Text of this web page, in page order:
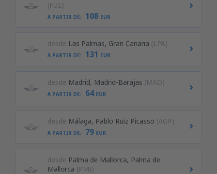
(FUE)
A PARTIR DE: 108 EUR
desde Las Palmas, Gran Canaria (LPA)
A PARTIR DE: 131 EUR
desde Madrid, Madrid-Barajas (MAD)
A PARTIR DE: 64 EUR
desde Málaga, Pablo Ruiz Picasso (AGP)
A PARTIR DE: 79 EUR
desde Palma de Mallorca, Palma de
Mallorca (PMI)